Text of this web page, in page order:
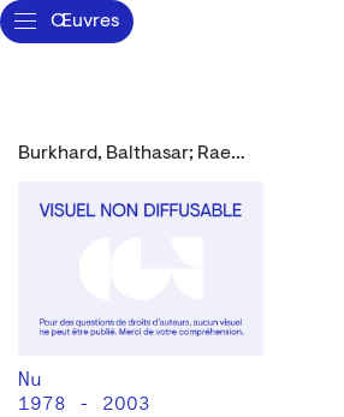
Œuvres
Burkhard, Balthasar; Raetz, Markus
Nu
1978 - 2003